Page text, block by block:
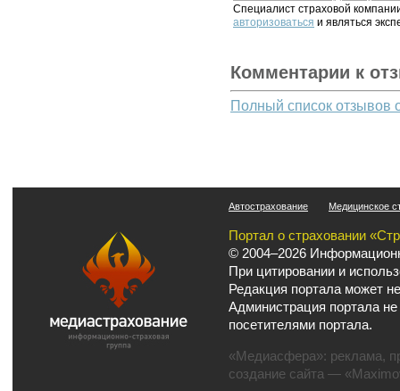
Специалист страховой
авторизоваться и являться
Комментарии к
Полный список отзывов
Автострахование Медицинское
Портал о страховании
© 2004–2026
При цитировании и
Редакция портала может
Администрация портала
посетителями портала.
«Медиасфера»: реклама,
создание сайта —